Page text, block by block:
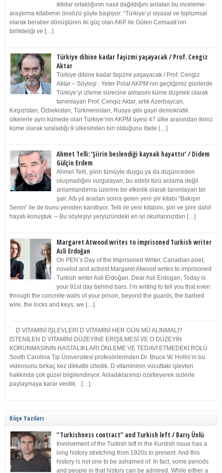
iktidar ortaklığının nasıl dağıldığını anlatan bu inceleme-
araştırma kitabımın önsözü şöyle başlıyor: “Türkiye’yi siyasal ve toplumsal
olarak beraber dönüştüren iki güç olan AKP ile Gülen Cemaati’nin
birlikteliği ve […]
Türkiye dibine kadar faşizmi yaşayacak / Prof. Cengiz
Aktar
Türkiye dibine kadar faşizmi yaşayacak / Prof. Cengiz
Aktar – Söyleşi : Yeter Polat AKPM’nin geçtiğimiz günlerde
Türkiye’yi izleme sürecine almasını küme düşmek olarak
tanımlayan Prof. Cengiz Aktar, artık Azerbaycan,
Kırgızistan, Özbekistan, Türkmenistan, Rusya gibi gayri demokratik
ülkelerle aynı kümede olan Türkiye’nin AKPM üyesi 47 ülke arasından ikinci
küme olarak sıraladığı 9 ülkesinden biri olduğunu ifade […]
Ahmet Telli: ‘Şiirin beslendiği kaynak hayattır’ / Didem
Gülçin Erdem
Ahmet Telli, şiirin tümüyle duygu ya da düşünceden
oluşmadığını vurgulayan, bu edebi türü anlama değil
anlamlandırma üzerine bir etkinlik olarak tanımlayan bir
şair. Altı yıl aradan sonra gelen yeni şiir kitabı “Bakışın
Senin” ile de bunu yeniden kanıtlıyor. Telli ile yeni kitabını, şiiri ve şiire dahil
hayatı konuştuk. – Bu söyleşiyi yeryüzündeki en iyi okurlarınızdan […]
Margaret Atwood writes to imprisoned Turkish writer
Asli Erdoğan
On PEN’s Day of the Imprisoned Writer, Canadian poet,
novelist and activist Margaret Atwood writes to imprisoned
Turkish writer Asli Erdoğan. Dear Asli Erdogan, Today is
your 91st day behind bars. I’m writing to tell you that even
through the concrete walls of your prison, beyond the guards, the barbed
wire, the locks and keys, we […]
D VİTAMİNİ İŞLEVLERİ D VİTAMİNİ HER GÜN MÜ ALINMALI?
İSTENİLEN D VİTAMİNİ DÜZEYİNE ERİŞİLMESİ VE O DÜZEYİN
KORUNMASININ HASTALIKLARI ÖNLEME VE TEDAVİ ETMEDEKİ ROLÜ
South Carolina Tıp Üniversitesi profesörlerinden Dr. Bruce W. Hollis’in bu
videosunu birkaç kez dikkatle izledik. D vitamininin vücuttaki işlevleri
hakkında çok güzel bilgilendiriyor. Anladıklarımızı özetleyerek sizlerle
paylaşmaya karar verdik. […]
Köşe Yazıları
“Turkishness contract” and Turkish left / Barış Ünlü
Involvement of the Turkish left in the Kurdish issue has a
long history stretching from 1920s to present. And this
history is not one to be ashamed of. In fact, some periods
and people in that history can be admired. While either a